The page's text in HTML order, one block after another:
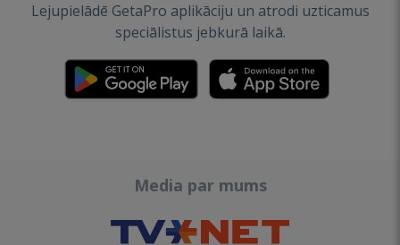
Lejupielādē GetaPro aplikāciju un atrodi uzticamus
speciālistus jebkurā laikā.
Media par mums